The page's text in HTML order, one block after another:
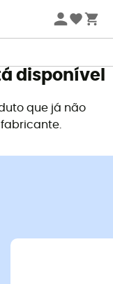
de 2 produtos*
disponível
que já não